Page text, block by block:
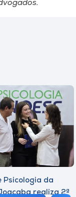
Psicologia da
realiza 2ª